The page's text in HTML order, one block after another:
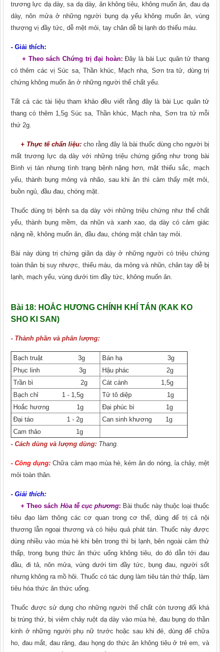
trương lực dạ dày, sa dạ dày, ǎn không tiêu, không muốn ǎn, đau dạ
dày, nôn mửa ở những người bụng dạ yếu không muốn ǎn, vùng
thượng vị đầy tức, dễ mệt mỏi, tay chân dễ bị lạnh do thiếu máu.
- Giải thích:
+ Theo sách Chứng trị đại hoàn: Đây là bài Lục quân tử thang
có thêm các vị Súc sa, Thần khúc, Mạch nha, Sơn tra tử, dùng trị
chứng không muốn ǎn ở những người thể chất yếu.
Tất cả các tài liệu tham khảo đều viết rằng đây là bài Lục quân tử
thang có thêm 1,5g Súc sa, Thần khúc, Mạch nha, Sơn tra tử mỗi
thứ 2g.
+ Thực tế chẩn liệu: cho rằng đây là bài thuốc dùng cho người bị
mất trương lực dạ dày với những triệu chứng giống như trong bài
Bình vị tán nhưng tình trạng bệnh nặng hơn, mặt thiếu sắc, mạch
yếu, thành bụng mỏng và nhão, sau khi ǎn thì cảm thấy mệt mỏi,
buồn ngủ, đầu đau, chóng mặt.
Thuốc dùng trị bệnh sa dạ dày với những triệu chứng như thể chất
yếu, thành bụng mềm, da nhũn và xanh xao, dạ dày có cảm giác
nặng nề, không muốn ǎn, đầu đau, chóng mặt chân tay mỏi.
Bài này dùng trị chứng giãn dạ dày ở những người có triệu chứng
toàn thân bị suy nhược, thiếu máu, da mỏng và nhũn, chân tay dễ bị
lạnh, mạch yếu, vùng dưới tim đầy tức, không muốn ǎn.
Bài 18: HOẮC HƯƠNG CHÍNH KHÍ TÁN (KAK KO
SHO KI SAN)
- Thành phần và phân lượng:
Bạch truật 3g
Bán hạ 3g
Phục linh 3g
Hậu phác 2g
Trần bì 2g
Cát cánh 1,5g
Bạch chỉ 1 - 1,5g
Tử tô diệp 1g
Hoắc hương 1g
Đại phúc bì 1g
Đại táo 1 - 2g
Can sinh khương 1g
Cam thảo 1g
- Cách dùng và lượng dùng: Thang.
- Công dụng: Chữa cảm mạo mùa hè, kém ǎn do nóng, ỉa chảy, mệt
mỏi toàn thân.
- Giải thích:
+ Theo sách Hòa tễ cục phương: Bài thuốc này thuộc loại thuốc
tiêu đạo làm thông các cơ quan trong cơ thể, dùng để trị cả nội
thương lẫn ngoại thương và có hiệu quả phát tán. Thuốc này được
dùng nhiều vào mùa hè khi bên trong thì bị lạnh, bên ngoài cảm thử
thấp, trong bụng thức ǎn thức uống không tiêu, do đó dẫn tới đau
đầu, đi tả, nôn mửa, vùng dưới tim đầy tức, bụng đau, người sốt
nhưng không ra mồ hôi. Thuốc có tác dụng làm tiêu tán thử thấp, làm
tiêu hóa thức ǎn thức uống.
Thuốc được sử dụng cho những người thể chất còn tương đối khá
bị trúng thử, bị viêm chảy ruột dạ dày vào mùa hè, đau bụng do thần
kinh ở những người phụ nữ trước hoặc sau khi đẻ, dùng để chữa
ho, đau mắt, đau rǎng, đau họng do thức ǎn không tiêu ở trẻ em, và